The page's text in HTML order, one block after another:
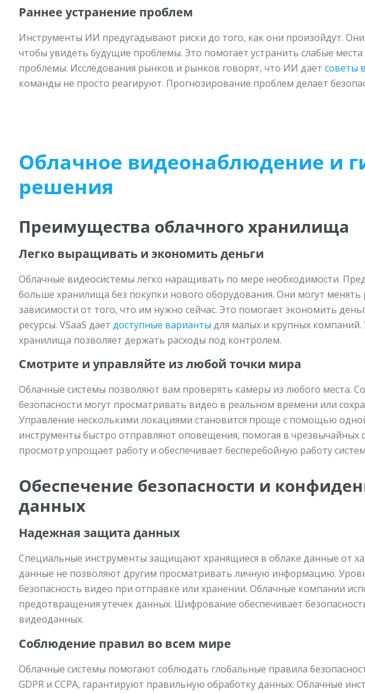
Раннее устранение проблем
Инструменты ИИ предугадывают риски до того, как они произойдут.
чтобы увидеть будущие проблемы. Это помогает устранить слабые места
проблемы. Исследования рынков и рынков говорят, что ИИ дает советы
команды не просто реагируют. Прогнозирование проблем делает
Облачное видеонаблюдение и
решения
Преимущества облачного хранилища
Легко выращивать и экономить деньги
Облачные видеосистемы легко наращивать по мере необходимости.
больше хранилища без покупки нового оборудования. Они могут
зависимости от того, что им нужно сейчас. Это помогает экономить
ресурсы. VSaaS дает доступные варианты для малых и крупных
хранилища позволяет держать расходы под контролем.
Смотрите и управляйте из любой точки мира
Облачные системы позволяют вам проверять камеры из любого места.
безопасности могут просматривать видео в реальном времени или
Управление несколькими локациями становится проще с помощью
инструменты быстро отправляют оповещения, помогая в чрезвычайных
просмотр упрощает работу и обеспечивает бесперебойную работу
Обеспечение безопасности и
данных
Надежная защита данных
Специальные инструменты защищают хранящиеся в облаке данные от
данные не позволяют другим просматривать личную информацию.
безопасность видео при отправке или хранении. Облачные компании
предотвращения утечек данных. Шифрование обеспечивает
видеоданных.
Соблюдение правил во всем мире
Облачные системы помогают соблюдать глобальные правила
GDPR и CCPA, гарантируют правильную обработку данных. Облачные